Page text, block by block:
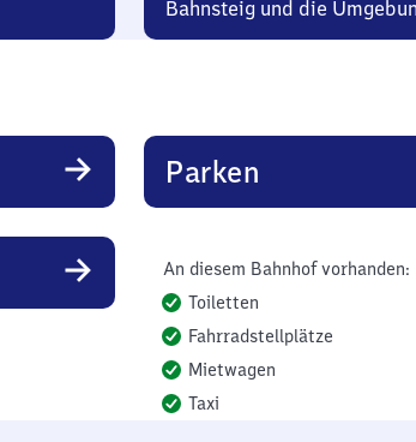
Bahnsteig und die
Parken
An diesem Bahnhof vorhanden:
Toiletten
Fahrradstellplätze
Mietwagen
Taxi